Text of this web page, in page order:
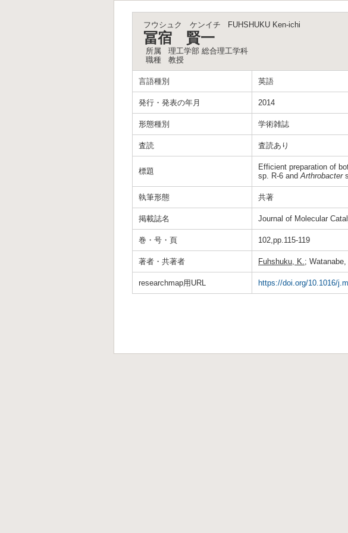
フウシュク ケンイチ FUHSHUKU Ken-ichi
冨宿 賢一
所属
理工学部 総合理工学科
職種
教授
言語種別 英語
発行・発表の年月 2014
形態種別 学術雑誌
査読 査読あり
標題 Efficient preparation of
sp. R-6 andArthrobacter
執筆形態 共著
掲載誌名 Journal of Molecular
巻・号・頁 102,pp.115-119
著者・共著者 Fuhshuku, K.;
researchmap用URL https://doi.org/10.1016/